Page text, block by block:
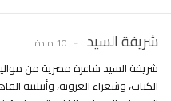
شريفة السيد 10 مادة
الكتاب، وشعراء العروبة، وأتيلييه